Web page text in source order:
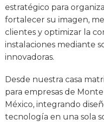
estratégico para
fortalecer su imagen,
clientes y optimizar la
instalaciones mediante
innovadoras.
Desde nuestra casa
para empresas de
México, integrando
tecnología en una sola